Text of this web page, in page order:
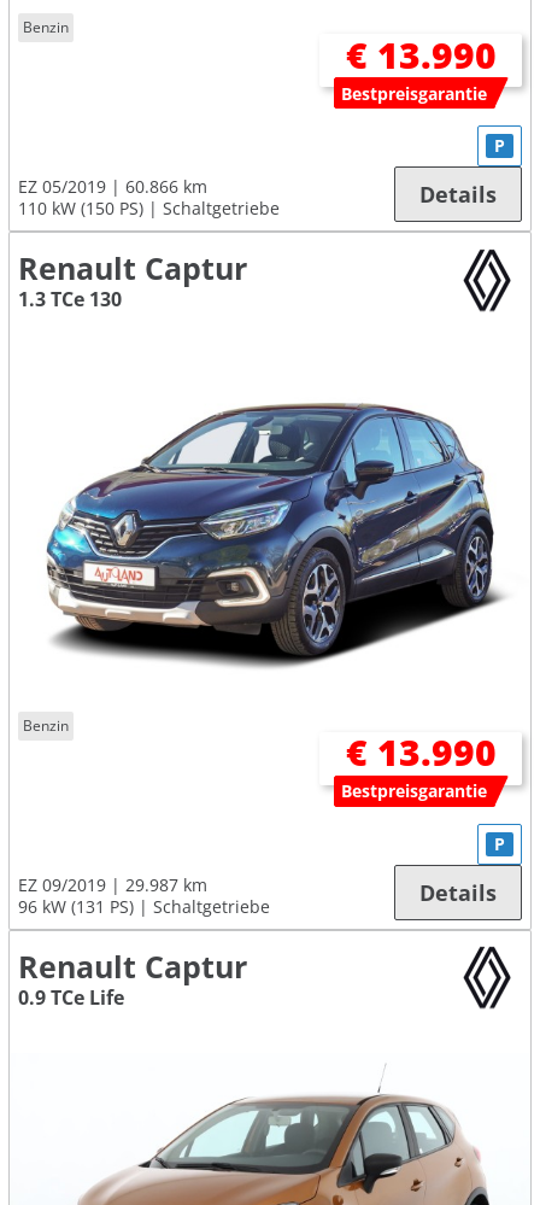
Benzin
€ 13.990
Bestpreisgarantie
EZ 05/2019
60.866 km
110 kW (150 PS)
Schaltgetriebe
P
Details
Renault Captur
1.3 TCe 130
Benzin
€ 13.990
Bestpreisgarantie
EZ 09/2019
29.987 km
96 kW (131 PS)
Schaltgetriebe
P
Details
Renault Captur
0.9 TCe Life